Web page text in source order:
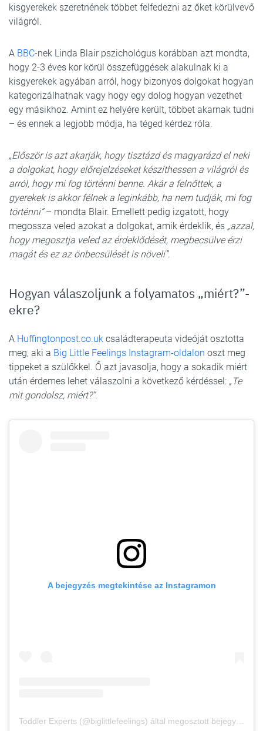
kisgyerekek szeretnének többet felfedezni az őket körülvevő
világról.
A BBC-nek Linda Blair pszichológus korábban azt mondta,
hogy 2-3 éves kor körül összefüggések alakulnak ki a
kisgyerekek agyában arról, hogy bizonyos dolgokat hogyan
kategorizálhatnak vagy hogy egy dolog hogyan vezethet
egy másikhoz. Amint ez helyére került, többet akarnak tudni
– és ennek a legjobb módja, ha téged kérdez róla.
„Először is azt akarják, hogy tisztázd és magyarázd el neki
a dolgokat, hogy előrejelzéseket készíthessen a világról és
arról, hogy mi fog történni benne. Akár a felnőttek, a
gyerekek is akkor félnek a leginkább, ha nem tudják, mi fog
történni”– mondta Blair. Emellett pedig izgatott, hogy
megossza veled azokat a dolgokat, amik érdeklik, és „azzal,
hogy megosztja veled az érdeklődését, megbecsülve érzi
magát és ez az önbecsülését is növeli”.
Hogyan válaszoljunk a folyamatos „miért?”-
ekre?
A Huffingtonpost.co.uk családterapeuta videóját osztotta
meg, aki a Big Little Feelings Instagram-oldalon oszt meg
tippeket a szülőkkel. Ő azt javasolja, hogy a sokadik miért
után érdemes lehet válaszolni a következő kérdéssel: „Te
mit gondolsz, miért?”.
A bejegyzés megtekintése az Instagramon